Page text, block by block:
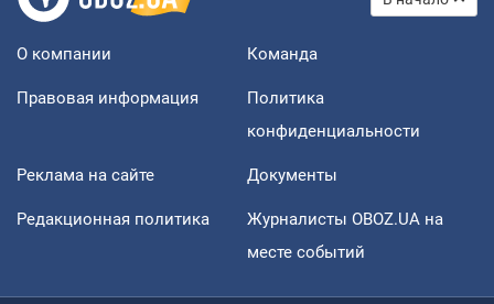
О компании Команда
Правовая информация
Политика
конфиденциальности
Реклама на сайте Документы
Редакционная политика
Журналисты OBOZ.UA на
месте событий